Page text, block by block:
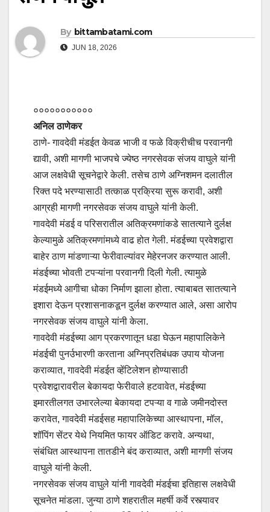
By bittambatami.com
JUN 18, 2026
०००००००००००
अनिल ठाणेकर
ठाणे- गावदेवी मंडईत केवळ भाजी व फळे विक्रीचीच परवानगी
द्यावी, अशी मागणी भाजपचे ज्येष्ठ नगरसेवक संजय वाघुले यांनी
आज लक्षवेधी सूचनेद्वारे केली. तसेच ठाणे अग्निशमन दलातील
रिक्त पदे भरण्यासाठी तत्काळ प्रक्रिया सुरू करावी, अशी
आग्रही मागणी नगरसेवक संजय वाघुले यांनी केली.
गावदेवी मंडई व परिसरातील अतिक्रमणांकडे सातत्याने दुर्लक्ष
केल्यामुळे अतिक्रमणांमध्ये वाढ होत गेली. मंडईच्या प्रवेशद्वारा
बाहेर ठाण मांडणाऱ्या फेरीवाल्यांवर मेहेरनजर करण्यात आली.
मंडईच्या भोवती टपऱ्यांना परवानगी दिली गेली. त्यामुळे
मंडईमध्ये आगीचा धोका निर्माण झाला होता. त्याबाबत सातत्याने
इशारा देऊन प्रशासनाकडून दुर्लक्ष करण्यात आले, असा आरोप
नगरसेवक संजय वाघुले यांनी केला.
गावदेवी मंडईच्या आग प्रकरणातून धडा घेऊन महापालिकेने
मंडईची पुनर्उभारणी करताना अग्निप्रतिबंधक उपाय योजना
कराव्यात, गावदेवी मंडईत व्हेंटिलेशन होण्यासाठी
प्रवेशद्वारावरील बेकायदा फेरीवाले हटवावेत, मंडईच्या
इमारतीलगत उभारलेल्या बेकायदा टपऱ्या व गाळे जमीनदोस्त
करावेत, गावदेवी मंडईसह महापालिकेच्या आस्थापना, मॉल,
शॉपिंग सेंटर येथे नियमित फायर ऑडिट करावे. अन्यथा,
संबंधित आस्थापना तातडीने बंद कराव्यात, अशी मागणी संजय
वाघुले यांनी केली.
नगरसेवक संजय वाघुले यांनी गावदेवी मंडईचा इतिहास लक्षवेधी
सूचनेत मांडला. जुन्या ठाणे शहरातील महर्षी कर्वे रस्त्यावर